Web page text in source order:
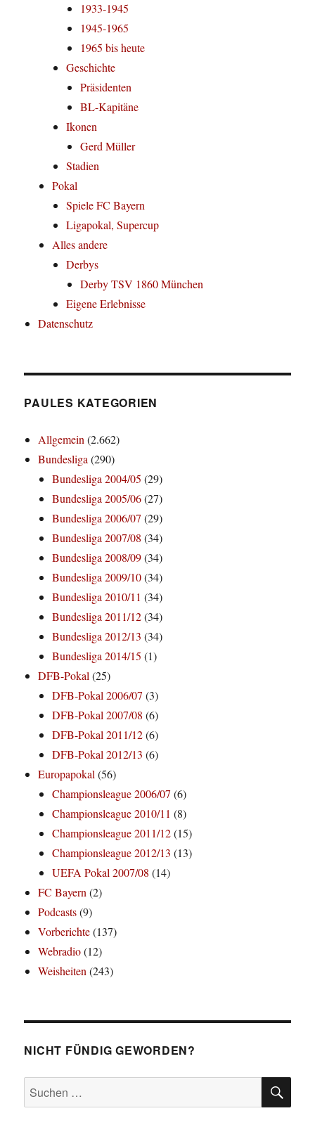
1933-1945
1945-1965
1965 bis heute
Geschichte
Präsidenten
BL-Kapitäne
Ikonen
Gerd Müller
Stadien
Pokal
Spiele FC Bayern
Ligapokal, Supercup
Alles andere
Derbys
Derby TSV 1860 München
Eigene Erlebnisse
Datenschutz
PAULES KATEGORIEN
Allgemein(2.662)
Bundesliga(290)
Bundesliga 2004/05 (29)
Bundesliga 2005/06(27)
Bundesliga 2006/07 (29)
Bundesliga 2007/08 (34)
Bundesliga 2008/09(34)
Bundesliga 2009/10(34)
Bundesliga 2010/11 (34)
Bundesliga 2011/12(34)
Bundesliga 2012/13 (34)
Bundesliga 2014/15 (1)
DFB-Pokal(25)
DFB-Pokal 2006/07 (3)
DFB-Pokal 2007/08 (6)
DFB-Pokal 2011/12(6)
DFB-Pokal 2012/13 (6)
Europapokal(56)
Championsleague 2006/07 (6)
Championsleague 2010/11 (8)
Championsleague 2011/12(15)
Championsleague 2012/13 (13)
UEFA Pokal 2007/08 (14)
FC Bayern(2)
Podcasts(9)
Vorberichte(137)
Webradio(12)
Weisheiten(243)
NICHT FÜNDIG GEWORDEN?
Suchen
nach: